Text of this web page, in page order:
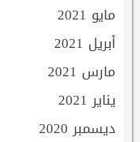
مايو 2021
أبريل 2021
مارس 2021
يناير 2021
ديسمبر 2020